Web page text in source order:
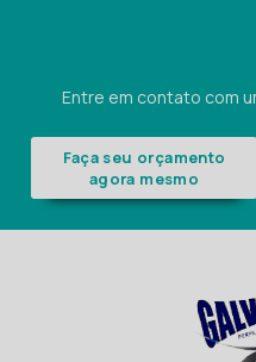
Entre em contato com
Faça seu orçamento
agora mesmo